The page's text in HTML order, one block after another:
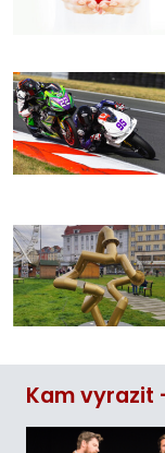
Kam vyrazit